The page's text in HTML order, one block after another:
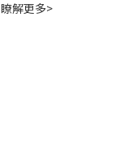
瞭解更多>